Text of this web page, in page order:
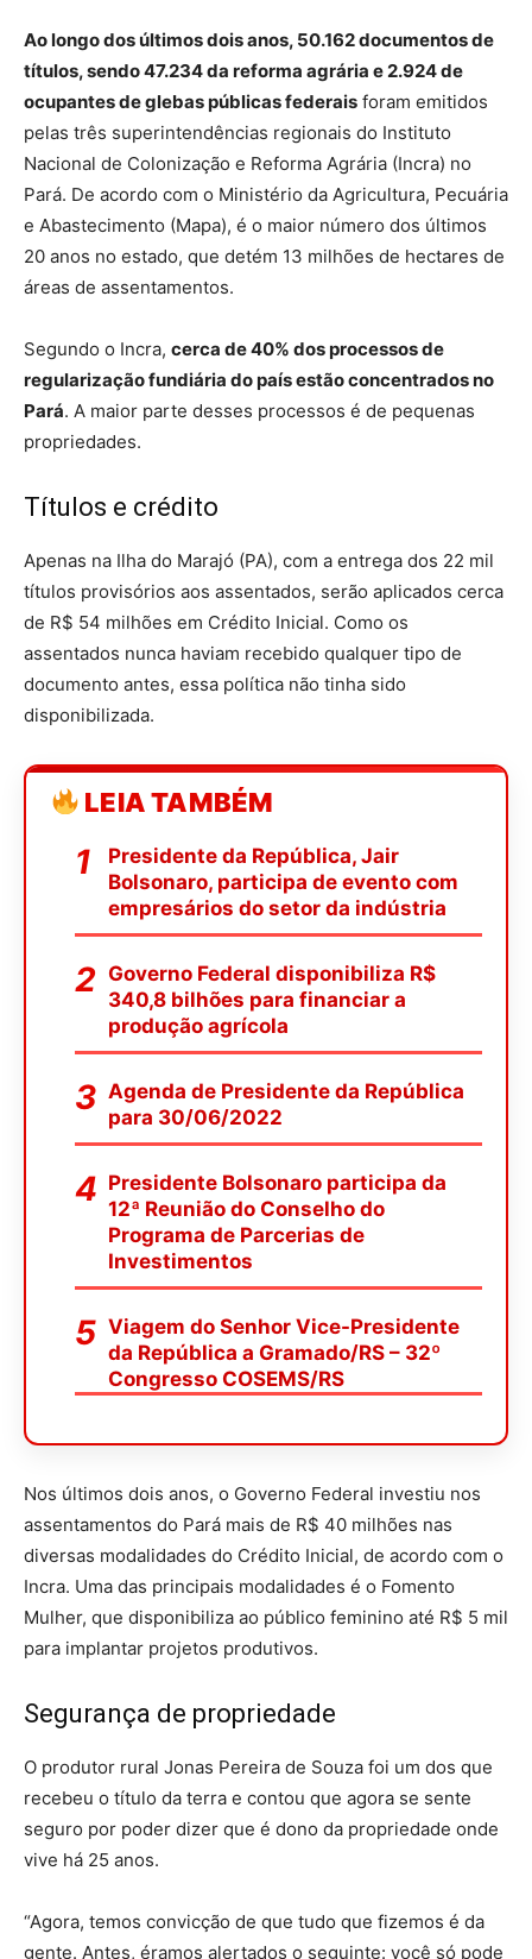
Ao longo dos últimos dois anos, 50.162 documentos de
títulos, sendo 47.234 da reforma agrária e 2.924 de
ocupantes de glebas públicas federais foram emitidos
pelas três superintendências regionais do Instituto
Nacional de Colonização e Reforma Agrária (Incra) no
Pará. De acordo com o Ministério da Agricultura, Pecuária
e Abastecimento (Mapa), é o maior número dos últimos
20 anos no estado, que detém 13 milhões de hectares de
áreas de assentamentos.
Segundo o Incra, cerca de 40% dos processos de
regularização fundiária do país estão concentrados no
Pará. A maior parte desses processos é de pequenas
propriedades.
Títulos e crédito
Apenas na Ilha do Marajó (PA), com a entrega dos 22 mil
títulos provisórios aos assentados, serão aplicados cerca
de R$ 54 milhões em Crédito Inicial. Como os
assentados nunca haviam recebido qualquer tipo de
documento antes, essa política não tinha sido
disponibilizada.
LEIA TAMBÉM
Presidente da República, Jair
Bolsonaro, participa de evento com
empresários do setor da indústria
Governo Federal disponibiliza R$
340,8 bilhões para financiar a
produção agrícola
Agenda de Presidente da República
para 30/06/2022
Presidente Bolsonaro participa da
12ª Reunião do Conselho do
Programa de Parcerias de
Investimentos
Viagem do Senhor Vice-Presidente
da República a Gramado/RS – 32º
Congresso COSEMS/RS
Nos últimos dois anos, o Governo Federal investiu nos
assentamentos do Pará mais de R$ 40 milhões nas
diversas modalidades do Crédito Inicial, de acordo com o
Incra. Uma das principais modalidades é o Fomento
Mulher, que disponibiliza ao público feminino até R$ 5 mil
para implantar projetos produtivos.
Segurança de propriedade
O produtor rural Jonas Pereira de Souza foi um dos que
recebeu o título da terra e contou que agora se sente
seguro por poder dizer que é dono da propriedade onde
vive há 25 anos.
“Agora, temos convicção de que tudo que fizemos é da
gente. Antes, éramos alertados o seguinte: você só pode